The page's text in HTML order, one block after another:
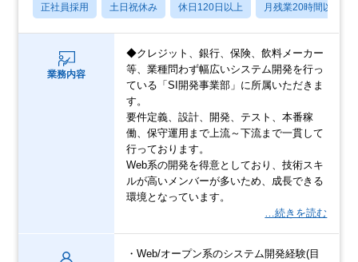
正社員採用 土日祝休み 休日120日以上 月残業20時間以内
業務内容
◆クレジット、銀行、保険、飲料メーカー
等、業種問わず幅広いシステム開発を行っ
ている「SI開発事業部」に所属いただきま
す。
要件定義、設計、開発、テスト、本番稼
働、保守運用まで上流～下流まで一貫して
行っております。
Web系の開発を得意としており、技術スキ
ルが高いメンバーが多いため、成長できる
環境となっています。
…続きを読む
・Web/オープン系のシステム開発経験(目